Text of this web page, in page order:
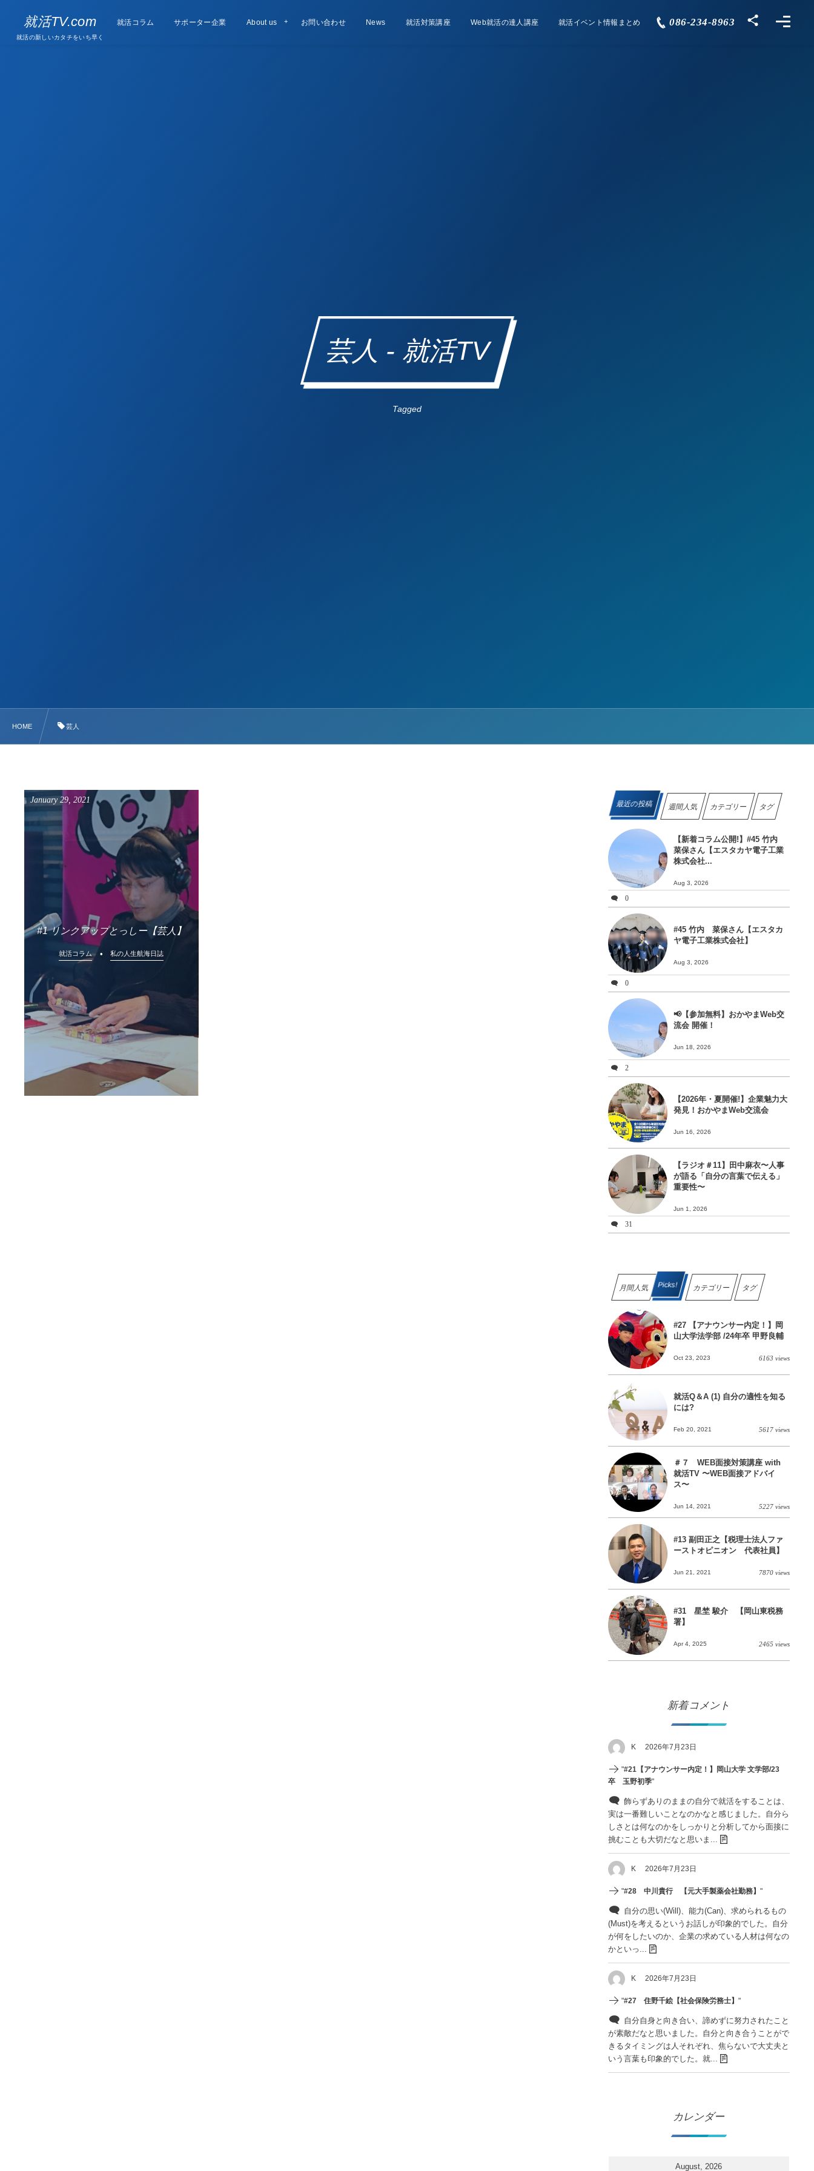
就活TV.com
就活の新しいカタチをいち早く
就活コラム
Column サポーター企業
Supporter
companies
About us お問い合わせ
Contact News
お知らせ 就活対策講座
Lesson Web就活の達人講座
Course 就活イベント情報まとめ
Events 086-234-8963
芸人 - 就活TV
Tagged
HOME 芸人
January 29,2021
#1 リンクアップとっしー【芸人】
就活コラム 私の人生航海日誌
最近の投稿 週間人気 カテゴリー タグ
【新着コラム公開!】#45 竹内
菜保さん【エスタカヤ電子工業
株式会社...
Aug 3, 2026
0
#45 竹内 菜保さん【エスタカ
ヤ電子工業株式会社】
Aug 3, 2026
0
📢【参加無料】おかやまWeb交
流会 開催！
Jun 18, 2026
2
【2026年・夏開催!】企業魅力大
発見！おかやまWeb交流会
Jun 16, 2026
【ラジオ＃11】田中麻衣〜人事
が語る「自分の言葉で伝える」
重要性〜
Jun 1, 2026
31
月間人気 Picks! カテゴリー タグ
#27 【アナウンサー内定！】岡
山大学法学部 /24年卒 甲野良輔
Oct 23, 2023 6163 views
就活Q＆A (1) 自分の適性を知る
には?
Feb 20, 2021 5617 views
＃７ WEB面接対策講座 with
就活TV 〜WEB面接アドバイ
ス〜
Jun 14, 2021 5227 views
#13 副田正之【税理士法人ファ
ーストオピニオン 代表社員】
Jun 21, 2021 7870 views
#31 星埜 駿介 【岡山東税務
署】
Apr 4, 2025 2465 views
新着コメント
K 2026年7月23日
"#21【アナウンサー内定！】岡山大学 文学部/23
卒 玉野初季"
飾らずありのままの自分で就活をすることは、
実は一番難しいことなのかなと感じました。自分ら
しさとは何なのかをしっかりと分析してから面接に
挑むことも大切だなと思いま...
K 2026年7月23日
"#28 中川貴行 【元大手製薬会社勤務】"
自分の思い(Will)、能力(Can)、求められるもの
(Must)を考えるというお話しが印象的でした。自分
が何をしたいのか、企業の求めている人材は何なの
かといっ...
K 2026年7月23日
"#27 住野千絵【社会保険労務士】"
自分自身と向き合い、諦めずに努力されたこと
が素敵だなと思いました。自分と向き合うことがで
きるタイミングは人それぞれ、焦らないで大丈夫と
いう言葉も印象的でした。就...
カレンダー
August, 2026